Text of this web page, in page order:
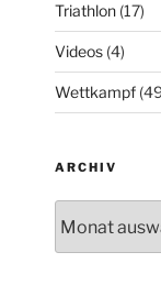
Triathlon(17)
Videos(4)
Wettkampf
ARCHIV